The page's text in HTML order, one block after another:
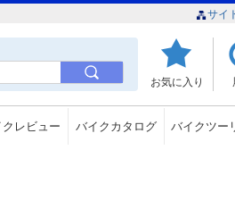
サイ
お気に入り
クレビュー バイクカタログ バイクツー